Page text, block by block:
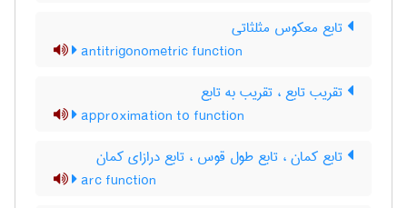
تابع معکوس مثلثاتی
antitrigonometric function
تقریب تابع ، تقریب به تابع
approximation to function
تابع کمان ، تابع طول قوس ، تابع درازای کمان
arc function